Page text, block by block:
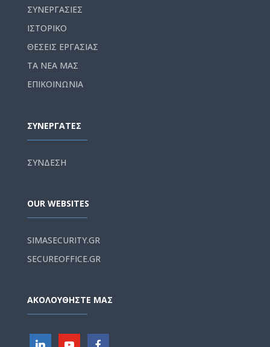
ΣΥΝΕΡΓΑΣΙΕΣ
ΙΣΤΟΡΙΚΟ
ΘΕΣΕΙΣ ΕΡΓΑΣΙΑΣ
ΤΑ ΝΕΑ ΜΑΣ
ΕΠΙΚΟΙΝΩΝΙΑ
ΣΥΝΕΡΓΑΤΕΣ
ΣΥΝΔΕΣΗ
OUR WEBSITES
SIMASECURITY.GR
SECUREOFFICE.GR
ΑΚΟΛΟΥΘΗΣΤΕ ΜΑΣ